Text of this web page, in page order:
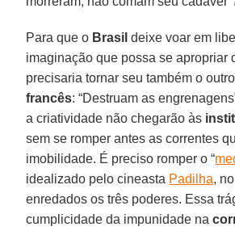
Para que o Brasil deixe voar em
imaginação que possa se apropriar
precisaria tornar seu também o
francês: “Destruam as
a criatividade não chegarão às
sem se romper antes as correntes
imobilidade. É preciso romper o “
idealizado pelo cineasta Padilha,
enredados os três poderes. Essa
cumplicidade da impunidade na